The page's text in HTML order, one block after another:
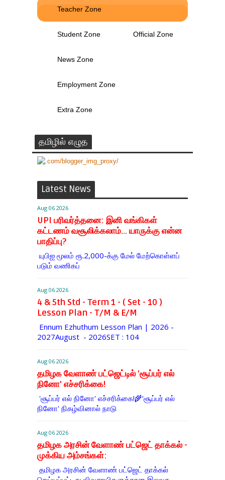
Teacher Zone
Student Zone Official Zone
News Zone
Employment Zone
Extra Zone
தமிழில் எழுத
Latest News
Aug 06 2026
UPI பரிவர்த்தனை: இனி வங்கிகள்
கட்டணம் வசூலிக்கலாம்... யாருக்கு என்ன
பாதிப்பு?
யுபிஐ மூலம் ரூ.2,000-க்கு மேல் மேற்​கொள்​ளப்​
படும் வணி​கப்
Aug 06 2026
4 & 5th Std - Term 1 - ( Set - 10 )
Lesson Plan - T/M & E/M
Ennum Ezhuthum Lesson Plan | 2026 -
2027August - 2026SET : 104
Aug 06 2026
தமிழக வேளாண் பட்ஜெட்டில் 'சூப்பர் எல்
நினோ' எச்சரிக்கை!
'சூப்பர் எல் நினோ' எச்சரிக்கை!🌾‘சூப்பர் எல்
நினோ' நிகழ்வினால் நாடு
Aug 06 2026
தமிழக அரசின் வேளாண் பட்ஜெட் தாக்கல் -
முக்கிய அம்சங்கள்:
தமிழக அரசின் வேளாண் பட்ஜெட் தாக்கல்